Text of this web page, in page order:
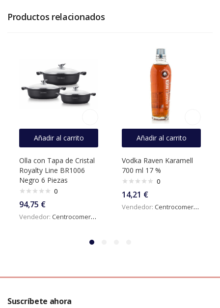
Productos relacionados
Añadir al carrito
Olla con Tapa de Cristal
Royalty Line BR1006
Negro 6 Piezas
0
94,75 €
Vendedor: Centrocomercialdigital
Añadir al carrito
Vodka Raven Karamell
700 ml 17 %
0
14,21 €
Vendedor: Centrocomercialdigital
Suscríbete ahora